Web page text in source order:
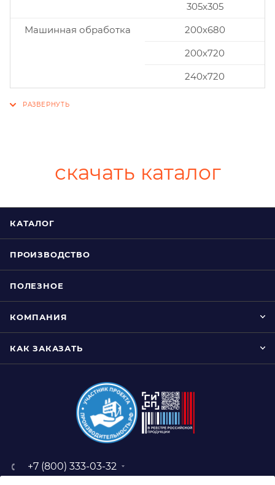
305x305
Машинная обработка
200х680
200х720
240х720
скачать каталог
КАТАЛОГ
ПРОИЗВОДСТВО
ПОЛЕЗНОЕ
КОМПАНИЯ
КАК ЗАКАЗАТЬ
+7 (800) 333-03-32